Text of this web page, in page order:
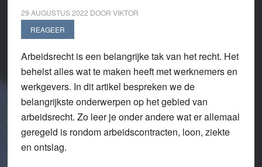
29 AUGUSTUS 2022 DOOR VIKTOR
REAGEER
Arbeidsrecht is een belangrijke tak van het recht. Het
behelst alles wat te maken heeft met werknemers en
werkgevers. In dit artikel bespreken we de
belangrijkste onderwerpen op het gebied van
arbeidsrecht. Zo leer je onder andere wat er allemaal
geregeld is rondom arbeidscontracten, loon, ziekte
en ontslag.